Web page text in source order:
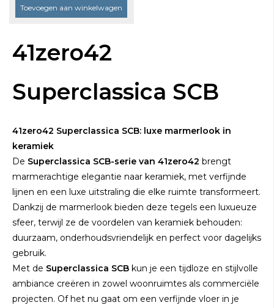
Toevoegen aan winkelwagen
41zero42
Superclassica SCB
41zero42 Superclassica SCB: luxe marmerlook in
keramiek
De Superclassica SCB-serie van 41zero42 brengt
marmerachtige elegantie naar keramiek, met verfijnde
lijnen en een luxe uitstraling die elke ruimte transformeert.
Dankzij de marmerlook bieden deze tegels een luxueuze
sfeer, terwijl ze de voordelen van keramiek behouden:
duurzaam, onderhoudsvriendelijk en perfect voor dagelijks
gebruik.
Met de Superclassica SCB kun je een tijdloze en stijlvolle
ambiance creëren in zowel woonruimtes als commerciële
projecten. Of het nu gaat om een verfijnde vloer in je